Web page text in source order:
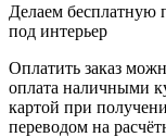
Делаем бесплатную
под интерьер
Оплатить заказ
оплата наличными
картой при
переводом на